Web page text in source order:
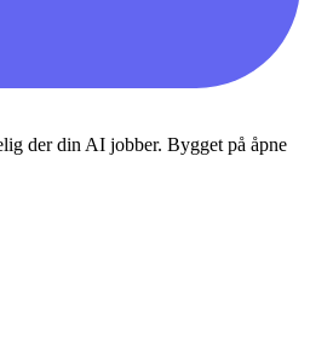
der din AI jobber. Bygget på åpne